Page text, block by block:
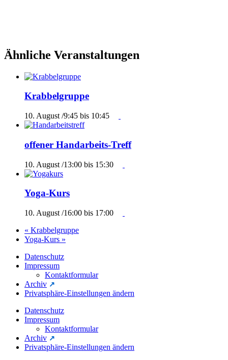
Ähnliche Veranstaltungen
Krabbelgruppe
10. August /9:45 bis 10:45
offener Handarbeits-Treff
10. August /13:00 bis 15:30
Yoga-Kurs
10. August /16:00 bis 17:00
« Krabbelgruppe
Yoga-Kurs »
Datenschutz
Impressum
Kontaktformular
Archiv
Privatsphäre-Einstellungen ändern
Datenschutz
Impressum
Kontaktformular
Archiv
Privatsphäre-Einstellungen ändern